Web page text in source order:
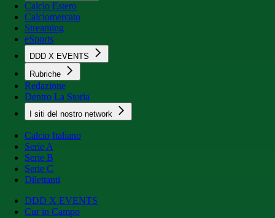
Calcio Estero
Calciomercato
Streaming
eSports
DDD X EVENTS
Rubriche
Redazione
Dentro La Storia
I siti del nostro network
Calcio Italiano
Serie A
Serie B
Serie C
Dilettanti
DDD X EVENTS
Cur in Campo